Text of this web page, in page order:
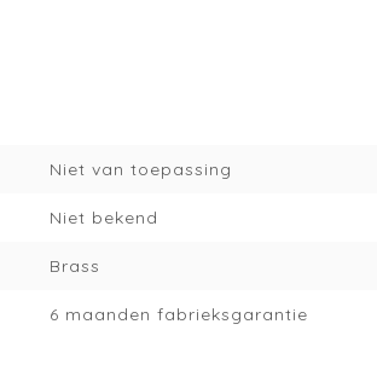
Niet van toepassing
Niet bekend
Brass
6 maanden fabrieksgarantie